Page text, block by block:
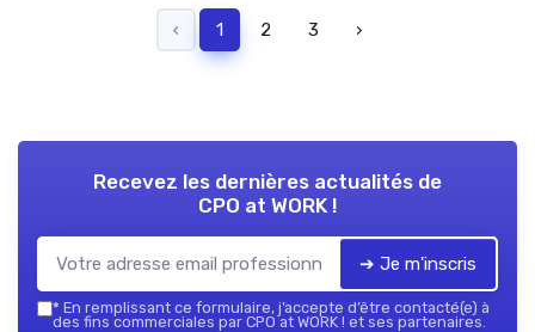
‹ 1 2 3 ›
Recevez les dernières actualités de
CPO at WORK !
➔ Je m'inscris
* En remplissant ce formulaire, j’accepte d’être contacté(e) à
des fins commerciales par CPO at WORK ! et ses partenaires.